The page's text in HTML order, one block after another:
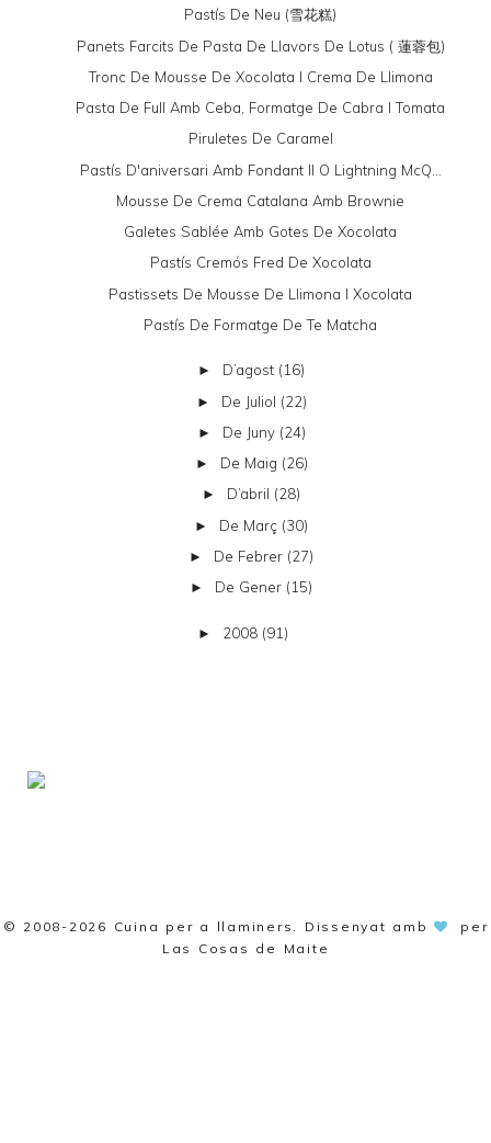
Pastís De Neu (雪花糕)
Panets Farcits De Pasta De Llavors De Lotus ( 蓮蓉包)
Tronc De Mousse De Xocolata I Crema De Llimona
Pasta De Full Amb Ceba, Formatge De Cabra I Tomata
Piruletes De Caramel
Pastís D'aniversari Amb Fondant II O Lightning McQ...
Mousse De Crema Catalana Amb Brownie
Galetes Sablée Amb Gotes De Xocolata
Pastís Cremós Fred De Xocolata
Pastissets De Mousse De Llimona I Xocolata
Pastís De Formatge De Te Matcha
► D’agost (16)
► De Juliol (22)
► De Juny (24)
► De Maig (26)
► D’abril (28)
► De Març (30)
► De Febrer (27)
► De Gener (15)
► 2008 (91)
© 2008-2026 Cuina per a llaminers . Dissenyat amb
per
Las Cosas de Maite